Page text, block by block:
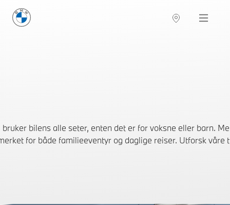
BMW Norge Navigation
bilens alle seter, enten det er for voksne eller barn.
for både familieeventyr og daglige reiser. Utforsk våre